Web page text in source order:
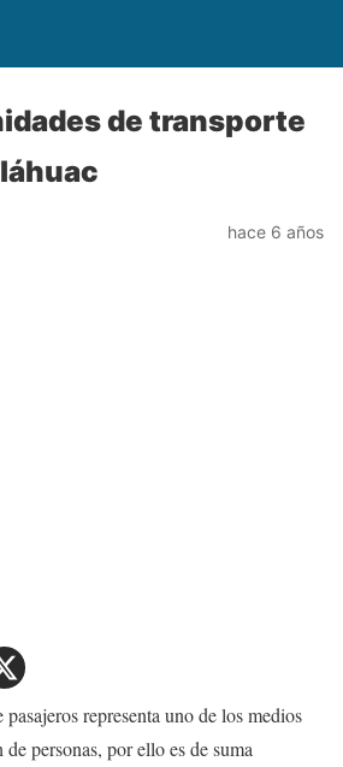
de transporte
hace 6 años
representa uno de los medios
personas, por ello es de suma